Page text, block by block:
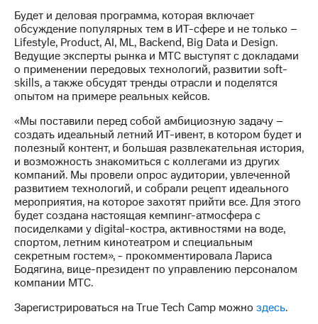
и акционерам
Корпоративное
управление
Корпоративный
секретарь
информации
Информация
акционерам
Документы
ПАО
"МТС"
Собрания
акционеров
Личный
кабинет
акционера
Акционерный
капитал
Контроль
и
Будет и деловая программа, которая включает
обсуждение популярных тем в ИТ-сфере и не только –
Lifestyle, Product, AI, ML, Backend, Big Data и Design.
Ведущие эксперты рынка и МТС выступят с докладами
о применении передовых технологий, развитии soft-
skills, а также обсудят тренды отрасли и поделятся
опытом на примере реальных кейсов.
«Мы поставили перед собой амбициозную задачу –
создать идеальный летний ИТ-ивент, в котором будет и
полезный контент, и большая развлекательная история,
и возможность знакомиться с коллегами из других
компаний. Мы провели опрос аудитории, увлеченной
развитием технологий, и собрали рецепт идеального
мероприятия, на которое захотят прийти все. Для этого
будет создана настоящая кемпинг-атмосфера с
посиделками у digital-костра, активностями на воде,
спортом, летним кинотеатром и специальным
секретным гостем», - прокомментировала Лариса
Бодягина, вице-президент по управлению персоналом
компании МТС.
Зарегистрироваться на True Tech Сamp можно здесь.